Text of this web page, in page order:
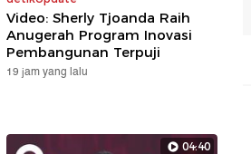
Video: Sherly Tjoanda Raih
Anugerah Program Inovasi
Pembangunan Terpuji
19 jam yang lalu
04:40